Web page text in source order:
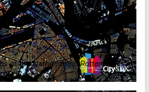
of the Netherlands: Rotterdam.